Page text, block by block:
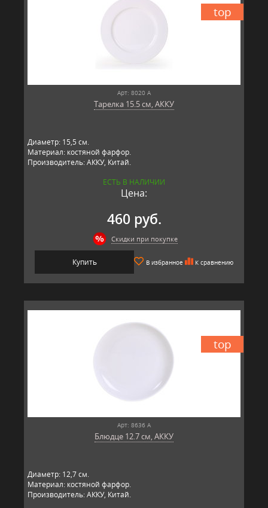
top
Арт: 8020 А
Тарелка 15.5 см, АККУ
Диаметр: 15,5 см.
Материал: костяной фарфор.
Производитель: АККУ, Китай.
ЕСТЬ В НАЛИЧИИ
Цена:
460 руб.
Скидки при покупке
Купить В избранное К сравнению
top
Арт: 8636 А
Блюдце 12.7 см, АККУ
Диаметр: 12,7 см.
Материал: костяной фарфор.
Производитель: АККУ, Китай.